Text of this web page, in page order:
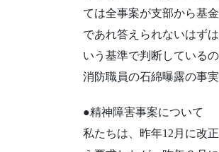
ては全事案が支部から基
であれ答えられないはず
いう基準で判断している
消防職員の石綿曝露の事
●精神障害事案について
私たちは、昨年12月に改